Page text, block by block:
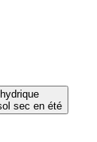
sec en été